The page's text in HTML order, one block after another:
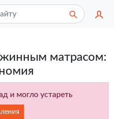
матрасом:
и могло устареть